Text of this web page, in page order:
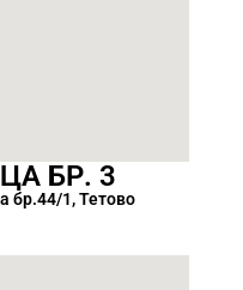
БР. 3
бр.44/1, Тетово